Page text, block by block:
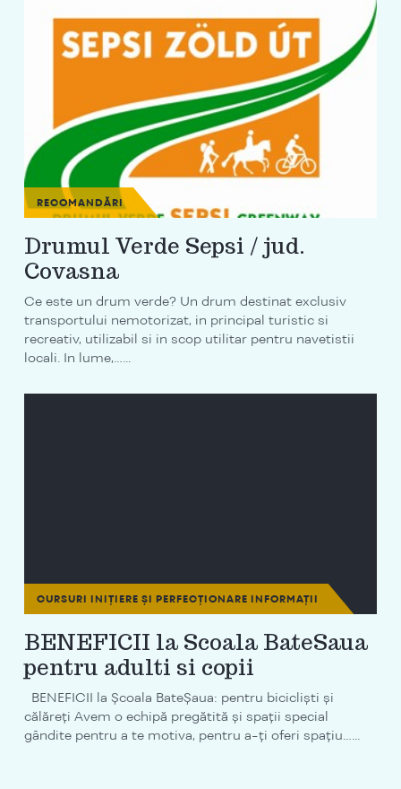
RECOMANDĂRI
Drumul Verde Sepsi / jud.
Covasna
Ce este un drum verde? Un drum destinat exclusiv
transportului nemotorizat, in principal turistic si
recreativ, utilizabil si in scop utilitar pentru navetistii
locali. In lume,…...
CURSURI INIȚIERE ȘI PERFECȚIONARE INFORMAȚII
BENEFICII la Scoala BateSaua
pentru adulti si copii
BENEFICII la Școala BateȘaua: pentru bicicliști și
călăreți Avem o echipă pregătită și spații special
gândite pentru a te motiva, pentru a-ți oferi spațiu…...